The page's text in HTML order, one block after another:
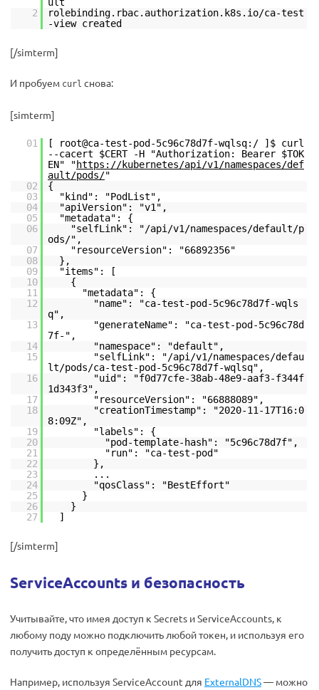
2
rolebinding.rbac.authorization.k8s.io/ca-test
-view created
[/simterm]
И пробуем curl снова:
[simterm]
01
[ root@ca-test-pod-5c96c78d7f-wqlsq:/ ]$ curl
--cacert $CERT -H "Authorization: Bearer $TOK
EN" "https://kubernetes/api/v1/namespaces/def
ault/pods/"
02
{
03
"kind": "PodList",
04
"apiVersion": "v1",
05
"metadata": {
06
"selfLink": "/api/v1/namespaces/default/p
ods/",
07
"resourceVersion": "66892356"
08
},
09
"items": [
10
{
11
"metadata": {
12
"name": "ca-test-pod-5c96c78d7f-wqls
q",
13
"generateName": "ca-test-pod-5c96c78d
7f-",
14
"namespace": "default",
15
"selfLink": "/api/v1/namespaces/defau
lt/pods/ca-test-pod-5c96c78d7f-wqlsq",
16
"uid": "f0d77cfe-38ab-48e9-aaf3-f344f
1d343f3",
17
"resourceVersion": "66888089",
18
"creationTimestamp": "2020-11-17T16:0
8:09Z",
19
"labels": {
20
"pod-template-hash": "5c96c78d7f",
21
"run": "ca-test-pod"
22
},
23
...
24
"qosClass": "BestEffort"
25
}
26
}
27
]
[/simterm]
ServiceAccounts и безопасность
Учитывайте, что имея доступ к Secrets и ServiceAccounts, к
любому поду можно подключить любой токен, и используя его
получить доступ к определённым ресурсам.
Например, используя ServiceAccount для ExternalDNS— можно